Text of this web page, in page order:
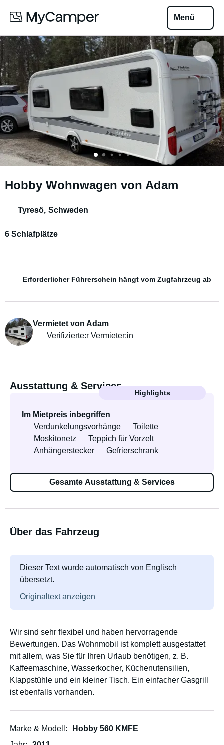
Menü
Hobby Wohnwagen von Adam
Tyresö, Schweden
6 Schlafplätze
Erforderlicher Führerschein hängt vom Zugfahrzeug ab
Vermietet von Adam
Verifizierte:r Vermieter:in
Ausstattung & Services
Highlights
Im Mietpreis inbegriffen
Verdunkelungsvorhänge
Toilette
Moskitonetz
Teppich für Vorzelt
Anhängerstecker
Gefrierschrank
Gesamte Ausstattung & Services
Über das Fahrzeug
Dieser Text wurde automatisch von Englisch
übersetzt.
Originaltext anzeigen
Wir sind sehr flexibel und haben hervorragende
Bewertungen. Das Wohnmobil ist komplett ausgestattet
mit allem, was Sie für Ihren Urlaub benötigen, z. B.
Kaffeemaschine, Wasserkocher, Küchenutensilien,
Klappstühle und ein kleiner Tisch. Ein einfacher Gasgrill
ist ebenfalls vorhanden.
Marke & Modell
Hobby 560 KMFE